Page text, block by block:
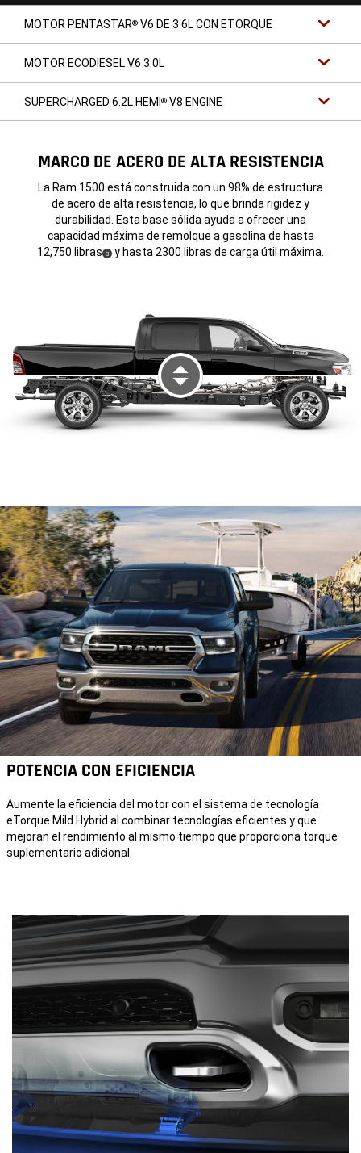
MOTOR PENTASTAR® V6 DE 3.6L CON ETORQUE
MOTOR ECODIESEL V6 3.0L
SUPERCHARGED 6.2L HEMI ® V8 ENGINE
MARCO DE ACERO DE ALTA RESISTENCIA
La Ram 1500 está construida con un 98% de estructura
de acero de alta resistencia, lo que brinda rigidez y
durabilidad. Esta base sólida ayuda a ofrecer una
capacidad máxima de remolque a gasolina de hasta
12,750 libras (3) y hasta 2300 libras de carga útil máxima.
POTENCIA CON EFICIENCIA
Aumente la eficiencia del motor con el sistema de tecnología
eTorque Mild Hybrid al combinar tecnologías eficientes y que
mejoran el rendimiento al mismo tiempo que proporciona torque
suplementario adicional.